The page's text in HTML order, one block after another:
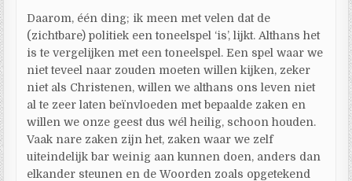
Daarom, één ding; ik meen met velen dat de
(zichtbare) politiek een toneelspel ‘is’, lijkt. Althans het
is te vergelijken met een toneelspel. Een spel waar we
niet teveel naar zouden moeten willen kijken, zeker
niet als Christenen, willen we althans ons leven niet
al te zeer laten beïnvloeden met bepaalde zaken en
willen we onze geest dus wél heilig, schoon houden.
Vaak nare zaken zijn het, zaken waar we zelf
uiteindelijk bar weinig aan kunnen doen, anders dan
elkander steunen en de Woorden zoals opgetekend